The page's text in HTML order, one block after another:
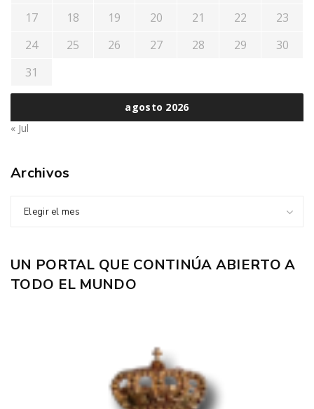
agosto 2026
17
18 19 20 21 22
23
24
25 26 27 28 29
30
31
« Jul
Archivos
Elegir el mes
UN PORTAL QUE CONTINÚA ABIERTO A
TODO EL MUNDO